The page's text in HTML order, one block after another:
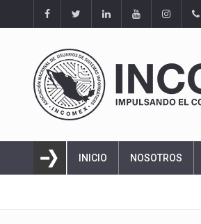
INICIO NOSOTROS